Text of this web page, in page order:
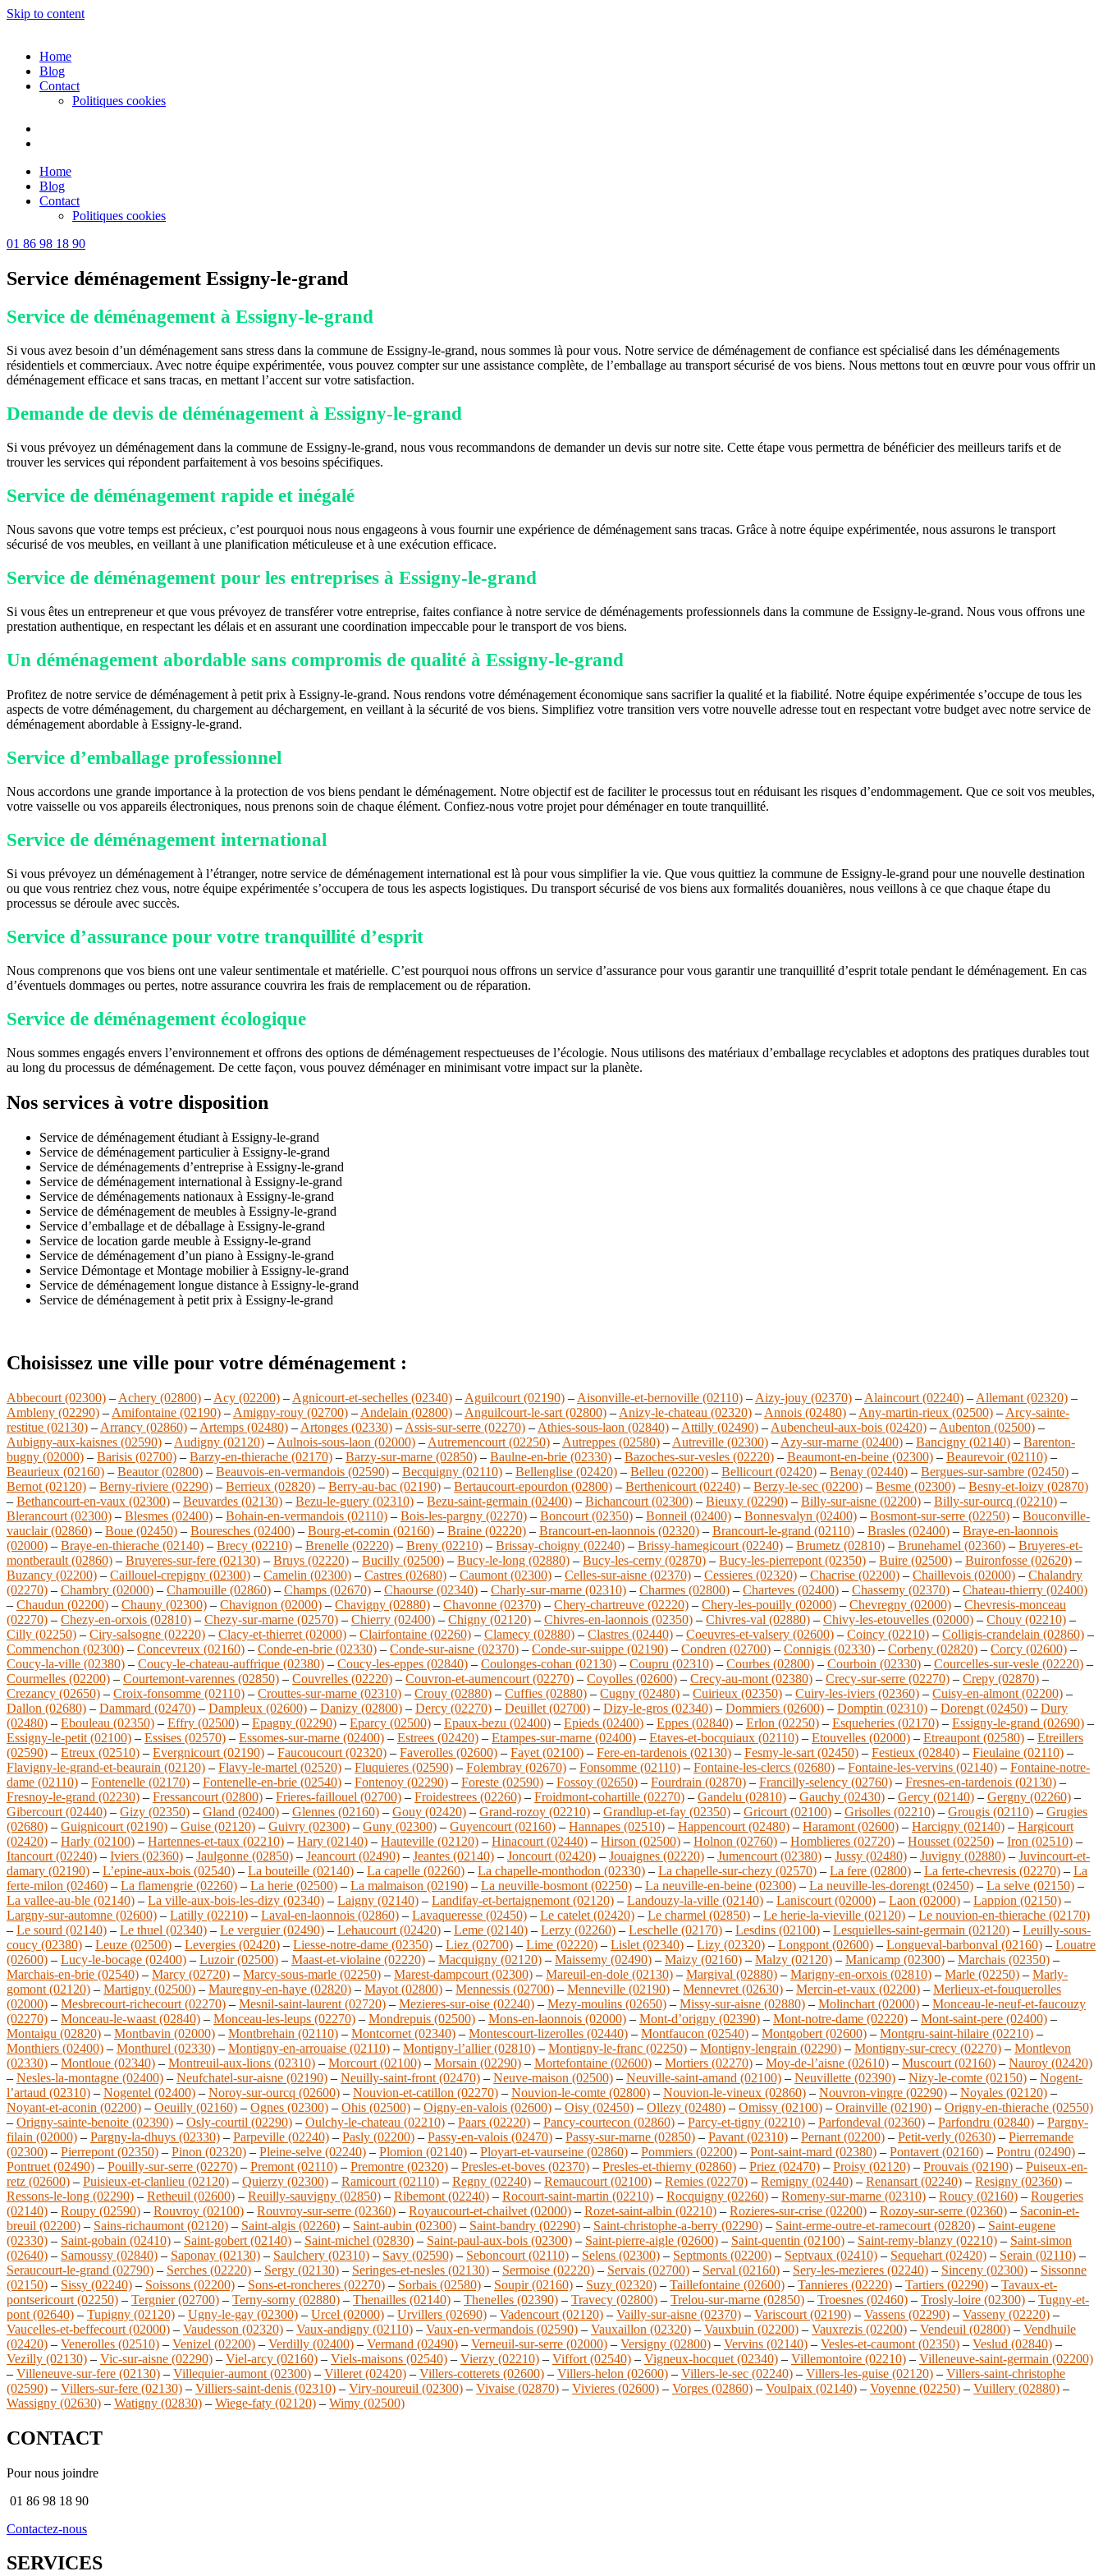
Skip to content
Home
Blog
Contact
Politiques cookies
Home
Blog
Contact
Politiques cookies
01 86 98 18 90
Service déménagement Essigny-le-grand
Service de déménagement à Essigny-le-grand
Si vous avez besoin d’un déménagement sans stress dans la commune de Essigny-le-grand, nous sommes là pour vous. Notre service de déménagement de confiance est spécialisé dans les déménagements
résidentiels et commerciaux. Avec notre équipe expérimentée, vous pouvez compter sur une assistance complète, de l’emballage au transport sécurisé de vos biens. Nous mettons tout en œuvre pour vous offrir un
déménagement efficace et sans tracas, en mettant l’accent sur votre satisfaction.
Demande de devis de déménagement à Essigny-le-grand
Si vous prévoyez un déménagement dans la commune de Essigny-le-grand, nous vous recommandons de demander un devis sur notre site. Cette étape vous permettra de bénéficier des meilleurs tarifs et de
trouver les services qui répondent parfaitement à vos besoins spécifiques.
Service de déménagement rapide et inégalé
Nous savons que votre temps est précieux, c’est pourquoi nous nous engageons à vous fournir une expérience de déménagement sans tracas. Grâce à notre équipe expérimentée, nous assurons le transport
sécurisé de vos meubles, en veillant à une planification méticuleuse et à une exécution efficace.
Service de déménagement pour les entreprises à Essigny-le-grand
Si vous êtes un entrepreneur et que vous prévoyez de transférer votre entreprise, faites confiance à notre service de déménagements professionnels dans la commune de Essigny-le-grand. Nous vous offrons une
prestation authentique, en respectant les délais et en assurant une coordination impeccable pour le transport de vos biens.
Un déménagement abordable sans compromis de qualité à Essigny-le-grand
Profitez de notre service de déménagement à petit prix à Essigny-le-grand. Nous rendons votre déménagement économique sans sacrifier la qualité et la fiabilité. Notre équipe expérimentée s’occupe de tous les
aspects de votre déménagement, du chargement au déchargement, en veillant à la sécurité de vos biens. Simplifiez votre transition vers votre nouvelle adresse tout en respectant votre budget avec notre service de
déménagement abordable à Essigny-le-grand.
Service d’emballage professionnel
Nous accordons une grande importance à la protection de vos biens pendant le déménagement. Notre objectif est de faciliter le processus tout en réduisant les risques d’endommagement. Que ce soit vos meubles,
votre vaisselle ou vos appareils électroniques, nous prenons soin de chaque élément. Confiez-nous votre projet pour déménager en toute tranquillité.
Service de déménagement international
Si vous prévoyez un déménagement à l’étranger, notre service de déménagement international est là pour vous simplifier la vie. Que vous quittiez la commune de Essigny-le-grand pour une nouvelle destination
ou que vous rentriez chez vous, notre équipe expérimentée s’occupera de tous les aspects logistiques. Du transport sécurisé de vos biens aux formalités douanières, nous veillons à ce que chaque étape du
processus se déroule avec succès.
Service d’assurance pour votre tranquillité d’esprit
Nous comprenons que vos biens ont une valeur sentimentale et matérielle. C’est pourquoi nous offrons un service d’assurance pour vous garantir une tranquillité d’esprit totale pendant le déménagement. En cas
d’éventuels dommages ou pertes, notre assurance couvrira les frais de remplacement ou de réparation.
Service de déménagement écologique
Nous sommes engagés envers l’environnement et offrons des options de déménagement respectueuses de l’écologie. Nous utilisons des matériaux d’emballage recyclables et adoptons des pratiques durables tout
au long du processus de déménagement. De cette façon, vous pouvez déménager en minimisant votre impact sur la planète.
Nos services à votre disposition
Service de déménagement étudiant à Essigny-le-grand
Service de déménagement particulier à Essigny-le-grand
Service de déménagements d’entreprise à Essigny-le-grand
Service de déménagement international à Essigny-le-grand
Service de déménagements nationaux à Essigny-le-grand
Service de déménagement de meubles à Essigny-le-grand
Service d’emballage et de déballage à Essigny-le-grand
Service de location garde meuble à Essigny-le-grand
Service de déménagement d’un piano à Essigny-le-grand
Service Démontage et Montage mobilier à Essigny-le-grand
Service de déménagement longue distance à Essigny-le-grand
Service de déménagement à petit prix à Essigny-le-grand
Choisissez une ville pour votre déménagement :
Abbecourt (02300) – Achery (02800) – Acy (02200) – Agnicourt-et-sechelles (02340) – Aguilcourt (02190) – Aisonville-et-bernoville (02110) – Aizy-jouy (02370) – Alaincourt (02240) – Allemant (02320) –
Ambleny (02290) – Amifontaine (02190) – Amigny-rouy (02700) – Andelain (02800) – Anguilcourt-le-sart (02800) – Anizy-le-chateau (02320) – Annois (02480) – Any-martin-rieux (02500) – Arcy-sainte-
restitue (02130) – Arrancy (02860) – Artemps (02480) – Artonges (02330) – Assis-sur-serre (02270) – Athies-sous-laon (02840) – Attilly (02490) – Aubencheul-aux-bois (02420) – Aubenton (02500) –
Aubigny-aux-kaisnes (02590) – Audigny (02120) – Aulnois-sous-laon (02000) – Autremencourt (02250) – Autreppes (02580) – Autreville (02300) – Azy-sur-marne (02400) – Bancigny (02140) – Barenton-
bugny (02000) – Barisis (02700) – Barzy-en-thierache (02170) – Barzy-sur-marne (02850) – Baulne-en-brie (02330) – Bazoches-sur-vesles (02220) – Beaumont-en-beine (02300) – Beaurevoir (02110) –
Beaurieux (02160) – Beautor (02800) – Beauvois-en-vermandois (02590) – Becquigny (02110) – Bellenglise (02420) – Belleu (02200) – Bellicourt (02420) – Benay (02440) – Bergues-sur-sambre (02450) –
Bernot (02120) – Berny-riviere (02290) – Berrieux (02820) – Berry-au-bac (02190) – Bertaucourt-epourdon (02800) – Berthenicourt (02240) – Berzy-le-sec (02200) – Besme (02300) – Besny-et-loizy (02870)
– Bethancourt-en-vaux (02300) – Beuvardes (02130) – Bezu-le-guery (02310) – Bezu-saint-germain (02400) – Bichancourt (02300) – Bieuxy (02290) – Billy-sur-aisne (02200) – Billy-sur-ourcq (02210) –
Blerancourt (02300) – Blesmes (02400) – Bohain-en-vermandois (02110) – Bois-les-pargny (02270) – Boncourt (02350) – Bonneil (02400) – Bonnesvalyn (02400) – Bosmont-sur-serre (02250) – Bouconville-
vauclair (02860) – Boue (02450) – Bouresches (02400) – Bourg-et-comin (02160) – Braine (02220) – Brancourt-en-laonnois (02320) – Brancourt-le-grand (02110) – Brasles (02400) – Braye-en-laonnois
(02000) – Braye-en-thierache (02140) – Brecy (02210) – Brenelle (02220) – Breny (02210) – Brissay-choigny (02240) – Brissy-hamegicourt (02240) – Brumetz (02810) – Brunehamel (02360) – Bruyeres-et-
montberault (02860) – Bruyeres-sur-fere (02130) – Bruys (02220) – Bucilly (02500) – Bucy-le-long (02880) – Bucy-les-cerny (02870) – Bucy-les-pierrepont (02350) – Buire (02500) – Buironfosse (02620) –
Buzancy (02200) – Caillouel-crepigny (02300) – Camelin (02300) – Castres (02680) – Caumont (02300) – Celles-sur-aisne (02370) – Cessieres (02320) – Chacrise (02200) – Chaillevois (02000) – Chalandry
(02270) – Chambry (02000) – Chamouille (02860) – Champs (02670) – Chaourse (02340) – Charly-sur-marne (02310) – Charmes (02800) – Charteves (02400) – Chassemy (02370) – Chateau-thierry (02400)
– Chaudun (02200) – Chauny (02300) – Chavignon (02000) – Chavigny (02880) – Chavonne (02370) – Chery-chartreuve (02220) – Chery-les-pouilly (02000) – Chevregny (02000) – Chevresis-monceau
(02270) – Chezy-en-orxois (02810) – Chezy-sur-marne (02570) – Chierry (02400) – Chigny (02120) – Chivres-en-laonnois (02350) – Chivres-val (02880) – Chivy-les-etouvelles (02000) – Chouy (02210) –
Cilly (02250) – Ciry-salsogne (02220) – Clacy-et-thierret (02000) – Clairfontaine (02260) – Clamecy (02880) – Clastres (02440) – Coeuvres-et-valsery (02600) – Coincy (02210) – Colligis-crandelain (02860) –
Commenchon (02300) – Concevreux (02160) – Conde-en-brie (02330) – Conde-sur-aisne (02370) – Conde-sur-suippe (02190) – Condren (02700) – Connigis (02330) – Corbeny (02820) – Corcy (02600) –
Coucy-la-ville (02380) – Coucy-le-chateau-auffrique (02380) – Coucy-les-eppes (02840) – Coulonges-cohan (02130) – Coupru (02310) – Courbes (02800) – Courboin (02330) – Courcelles-sur-vesle (02220) –
Courmelles (02200) – Courtemont-varennes (02850) – Couvrelles (02220) – Couvron-et-aumencourt (02270) – Coyolles (02600) – Crecy-au-mont (02380) – Crecy-sur-serre (02270) – Crepy (02870) –
Crezancy (02650) – Croix-fonsomme (02110) – Crouttes-sur-marne (02310) – Crouy (02880) – Cuffies (02880) – Cugny (02480) – Cuirieux (02350) – Cuiry-les-iviers (02360) – Cuisy-en-almont (02200) –
Dallon (02680) – Dammard (02470) – Dampleux (02600) – Danizy (02800) – Dercy (02270) – Deuillet (02700) – Dizy-le-gros (02340) – Dommiers (02600) – Domptin (02310) – Dorengt (02450) – Dury
(02480) – Ebouleau (02350) – Effry (02500) – Epagny (02290) – Eparcy (02500) – Epaux-bezu (02400) – Epieds (02400) – Eppes (02840) – Erlon (02250) – Esqueheries (02170) – Essigny-le-grand (02690) –
Essigny-le-petit (02100) – Essises (02570) – Essomes-sur-marne (02400) – Estrees (02420) – Etampes-sur-marne (02400) – Etaves-et-bocquiaux (02110) – Etouvelles (02000) – Etreaupont (02580) – Etreillers
(02590) – Etreux (02510) – Evergnicourt (02190) – Faucoucourt (02320) – Faverolles (02600) – Fayet (02100) – Fere-en-tardenois (02130) – Fesmy-le-sart (02450) – Festieux (02840) – Fieulaine (02110) –
Flavigny-le-grand-et-beaurain (02120) – Flavy-le-martel (02520) – Fluquieres (02590) – Folembray (02670) – Fonsomme (02110) – Fontaine-les-clercs (02680) – Fontaine-les-vervins (02140) – Fontaine-notre-
dame (02110) – Fontenelle (02170) – Fontenelle-en-brie (02540) – Fontenoy (02290) – Foreste (02590) – Fossoy (02650) – Fourdrain (02870) – Francilly-selency (02760) – Fresnes-en-tardenois (02130) –
Fresnoy-le-grand (02230) – Fressancourt (02800) – Frieres-faillouel (02700) – Froidestrees (02260) – Froidmont-cohartille (02270) – Gandelu (02810) – Gauchy (02430) – Gercy (02140) – Gergny (02260) –
Gibercourt (02440) – Gizy (02350) – Gland (02400) – Glennes (02160) – Gouy (02420) – Grand-rozoy (02210) – Grandlup-et-fay (02350) – Gricourt (02100) – Grisolles (02210) – Grougis (02110) – Grugies
(02680) – Guignicourt (02190) – Guise (02120) – Guivry (02300) – Guny (02300) – Guyencourt (02160) – Hannapes (02510) – Happencourt (02480) – Haramont (02600) – Harcigny (02140) – Hargicourt
(02420) – Harly (02100) – Hartennes-et-taux (02210) – Hary (02140) – Hauteville (02120) – Hinacourt (02440) – Hirson (02500) – Holnon (02760) – Homblieres (02720) – Housset (02250) – Iron (02510) –
Itancourt (02240) – Iviers (02360) – Jaulgonne (02850) – Jeancourt (02490) – Jeantes (02140) – Joncourt (02420) – Jouaignes (02220) – Jumencourt (02380) – Jussy (02480) – Juvigny (02880) – Juvincourt-et-
damary (02190) – L’epine-aux-bois (02540) – La bouteille (02140) – La capelle (02260) – La chapelle-monthodon (02330) – La chapelle-sur-chezy (02570) – La fere (02800) – La ferte-chevresis (02270) – La
ferte-milon (02460) – La flamengrie (02260) – La herie (02500) – La malmaison (02190) – La neuville-bosmont (02250) – La neuville-en-beine (02300) – La neuville-les-dorengt (02450) – La selve (02150) –
La vallee-au-ble (02140) – La ville-aux-bois-les-dizy (02340) – Laigny (02140) – Landifay-et-bertaignemont (02120) – Landouzy-la-ville (02140) – Laniscourt (02000) – Laon (02000) – Lappion (02150) –
Largny-sur-automne (02600) – Latilly (02210) – Laval-en-laonnois (02860) – Lavaqueresse (02450) – Le catelet (02420) – Le charmel (02850) – Le herie-la-vieville (02120) – Le nouvion-en-thierache (02170)
– Le sourd (02140) – Le thuel (02340) – Le verguier (02490) – Lehaucourt (02420) – Leme (02140) – Lerzy (02260) – Leschelle (02170) – Lesdins (02100) – Lesquielles-saint-germain (02120) – Leuilly-sous-
coucy (02380) – Leuze (02500) – Levergies (02420) – Liesse-notre-dame (02350) – Liez (02700) – Lime (02220) – Lislet (02340) – Lizy (02320) – Longpont (02600) – Longueval-barbonval (02160) – Louatre
(02600) – Lucy-le-bocage (02400) – Luzoir (02500) – Maast-et-violaine (02220) – Macquigny (02120) – Maissemy (02490) – Maizy (02160) – Malzy (02120) – Manicamp (02300) – Marchais (02350) –
Marchais-en-brie (02540) – Marcy (02720) – Marcy-sous-marle (02250) – Marest-dampcourt (02300) – Mareuil-en-dole (02130) – Margival (02880) – Marigny-en-orxois (02810) – Marle (02250) – Marly-
gomont (02120) – Martigny (02500) – Mauregny-en-haye (02820) – Mayot (02800) – Mennessis (02700) – Menneville (02190) – Mennevret (02630) – Mercin-et-vaux (02200) – Merlieux-et-fouquerolles
(02000) – Mesbrecourt-richecourt (02270) – Mesnil-saint-laurent (02720) – Mezieres-sur-oise (02240) – Mezy-moulins (02650) – Missy-sur-aisne (02880) – Molinchart (02000) – Monceau-le-neuf-et-faucouzy
(02270) – Monceau-le-waast (02840) – Monceau-les-leups (02270) – Mondrepuis (02500) – Mons-en-laonnois (02000) – Mont-d’origny (02390) – Mont-notre-dame (02220) – Mont-saint-pere (02400) –
Montaigu (02820) – Montbavin (02000) – Montbrehain (02110) – Montcornet (02340) – Montescourt-lizerolles (02440) – Montfaucon (02540) – Montgobert (02600) – Montgru-saint-hilaire (02210) –
Monthiers (02400) – Monthurel (02330) – Montigny-en-arrouaise (02110) – Montigny-l’allier (02810) – Montigny-le-franc (02250) – Montigny-lengrain (02290) – Montigny-sur-crecy (02270) – Montlevon
(02330) – Montloue (02340) – Montreuil-aux-lions (02310) – Morcourt (02100) – Morsain (02290) – Mortefontaine (02600) – Mortiers (02270) – Moy-de-l’aisne (02610) – Muscourt (02160) – Nauroy (02420)
– Nesles-la-montagne (02400) – Neufchatel-sur-aisne (02190) – Neuilly-saint-front (02470) – Neuve-maison (02500) – Neuville-saint-amand (02100) – Neuvillette (02390) – Nizy-le-comte (02150) – Nogent-
l’artaud (02310) – Nogentel (02400) – Noroy-sur-ourcq (02600) – Nouvion-et-catillon (02270) – Nouvion-le-comte (02800) – Nouvion-le-vineux (02860) – Nouvron-vingre (02290) – Noyales (02120) –
Noyant-et-aconin (02200) – Oeuilly (02160) – Ognes (02300) – Ohis (02500) – Oigny-en-valois (02600) – Oisy (02450) – Ollezy (02480) – Omissy (02100) – Orainville (02190) – Origny-en-thierache (02550)
– Origny-sainte-benoite (02390) – Osly-courtil (02290) – Oulchy-le-chateau (02210) – Paars (02220) – Pancy-courtecon (02860) – Parcy-et-tigny (02210) – Parfondeval (02360) – Parfondru (02840) – Pargny-
filain (02000) – Pargny-la-dhuys (02330) – Parpeville (02240) – Pasly (02200) – Passy-en-valois (02470) – Passy-sur-marne (02850) – Pavant (02310) – Pernant (02200) – Petit-verly (02630) – Pierremande
(02300) – Pierrepont (02350) – Pinon (02320) – Pleine-selve (02240) – Plomion (02140) – Ployart-et-vaurseine (02860) – Pommiers (02200) – Pont-saint-mard (02380) – Pontavert (02160) – Pontru (02490) –
Pontruet (02490) – Pouilly-sur-serre (02270) – Premont (02110) – Premontre (02320) – Presles-et-boves (02370) – Presles-et-thierny (02860) – Priez (02470) – Proisy (02120) – Prouvais (02190) – Puiseux-en-
retz (02600) – Puisieux-et-clanlieu (02120) – Quierzy (02300) – Ramicourt (02110) – Regny (02240) – Remaucourt (02100) – Remies (02270) – Remigny (02440) – Renansart (02240) – Resigny (02360) –
Ressons-le-long (02290) – Retheuil (02600) – Reuilly-sauvigny (02850) – Ribemont (02240) – Rocourt-saint-martin (02210) – Rocquigny (02260) – Romeny-sur-marne (02310) – Roucy (02160) – Rougeries
(02140) – Roupy (02590) – Rouvroy (02100) – Rouvroy-sur-serre (02360) – Royaucourt-et-chailvet (02000) – Rozet-saint-albin (02210) – Rozieres-sur-crise (02200) – Rozoy-sur-serre (02360) – Saconin-et-
breuil (02200) – Sains-richaumont (02120) – Saint-algis (02260) – Saint-aubin (02300) – Saint-bandry (02290) – Saint-christophe-a-berry (02290) – Saint-erme-outre-et-ramecourt (02820) – Saint-eugene
(02330) – Saint-gobain (02410) – Saint-gobert (02140) – Saint-michel (02830) – Saint-paul-aux-bois (02300) – Saint-pierre-aigle (02600) – Saint-quentin (02100) – Saint-remy-blanzy (02210) – Saint-simon
(02640) – Samoussy (02840) – Saponay (02130) – Saulchery (02310) – Savy (02590) – Seboncourt (02110) – Selens (02300) – Septmonts (02200) – Septvaux (02410) – Sequehart (02420) – Serain (02110) –
Seraucourt-le-grand (02790) – Serches (02220) – Sergy (02130) – Seringes-et-nesles (02130) – Sermoise (02220) – Servais (02700) – Serval (02160) – Sery-les-mezieres (02240) – Sinceny (02300) – Sissonne
(02150) – Sissy (02240) – Soissons (02200) – Sons-et-roncheres (02270) – Sorbais (02580) – Soupir (02160) – Suzy (02320) – Taillefontaine (02600) – Tannieres (02220) – Tartiers (02290) – Tavaux-et-
pontsericourt (02250) – Tergnier (02700) – Terny-sorny (02880) – Thenailles (02140) – Thenelles (02390) – Travecy (02800) – Trelou-sur-marne (02850) – Troesnes (02460) – Trosly-loire (02300) – Tugny-et-
pont (02640) – Tupigny (02120) – Ugny-le-gay (02300) – Urcel (02000) – Urvillers (02690) – Vadencourt (02120) – Vailly-sur-aisne (02370) – Variscourt (02190) – Vassens (02290) – Vasseny (02220) –
Vaucelles-et-beffecourt (02000) – Vaudesson (02320) – Vaux-andigny (02110) – Vaux-en-vermandois (02590) – Vauxaillon (02320) – Vauxbuin (02200) – Vauxrezis (02200) – Vendeuil (02800) – Vendhuile
(02420) – Venerolles (02510) – Venizel (02200) – Verdilly (02400) – Vermand (02490) – Verneuil-sur-serre (02000) – Versigny (02800) – Vervins (02140) – Vesles-et-caumont (02350) – Veslud (02840) –
Vezilly (02130) – Vic-sur-aisne (02290) – Viel-arcy (02160) – Viels-maisons (02540) – Vierzy (02210) – Viffort (02540) – Vigneux-hocquet (02340) – Villemontoire (02210) – Villeneuve-saint-germain (02200)
– Villeneuve-sur-fere (02130) – Villequier-aumont (02300) – Villeret (02420) – Villers-cotterets (02600) – Villers-helon (02600) – Villers-le-sec (02240) – Villers-les-guise (02120) – Villers-saint-christophe
(02590) – Villers-sur-fere (02130) – Villiers-saint-denis (02310) – Viry-noureuil (02300) – Vivaise (02870) – Vivieres (02600) – Vorges (02860) – Voulpaix (02140) – Voyenne (02250) – Vuillery (02880) –
Wassigny (02630) – Watigny (02830) – Wiege-faty (02120) – Wimy (02500)
CONTACT
Pour nous joindre
01 86 98 18 90
Contactez-nous
SERVICES